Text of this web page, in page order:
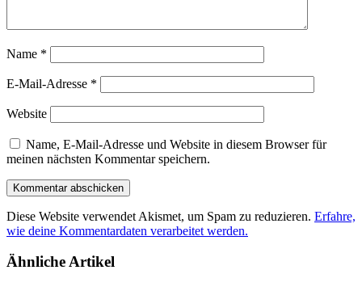
Name *
E-Mail-Adresse *
Website
Name, E-Mail-Adresse und Website in diesem Browser für
meinen nächsten Kommentar speichern.
Diese Website verwendet Akismet, um Spam zu reduzieren. Erfahre,
wie deine Kommentardaten verarbeitet werden.
Ähnliche Artikel